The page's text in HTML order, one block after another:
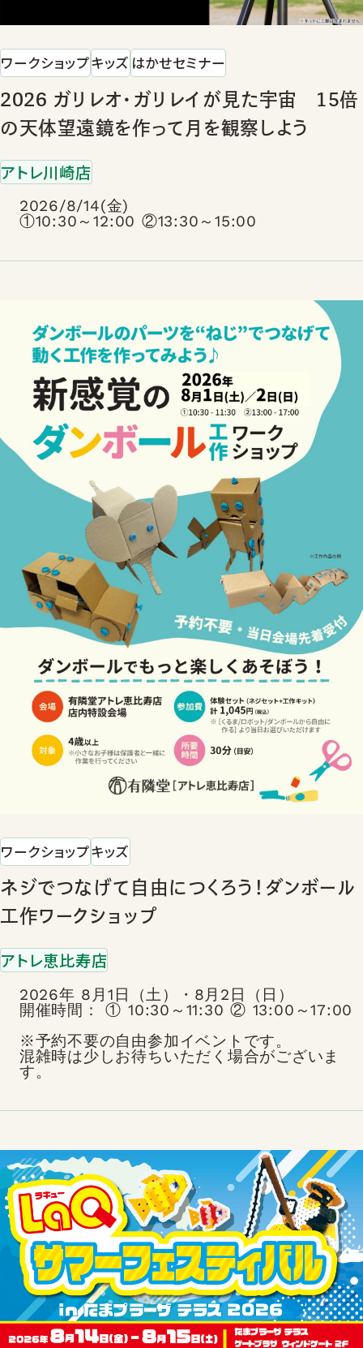
ワークショップキッズ はかせセミナー
2026 ガリレオ・ガリレイが見た宇宙 15倍
の天体望遠鏡を作って月を観察しよう
アトレ川崎店
2026/8/14(金)
①10:30～12:00 ②13:30～15:00
ワークショップキッズ
ネジでつなげて自由につくろう！ダンボール
工作ワークショップ
アトレ恵比寿店
2026年 8月1日（土）・8月2日（日）
開催時間： ① 10:30～11:30 ② 13:00～17:00
※予約不要の自由参加イベントです。
混雑時は少しお待ちいただく場合がございま
す。